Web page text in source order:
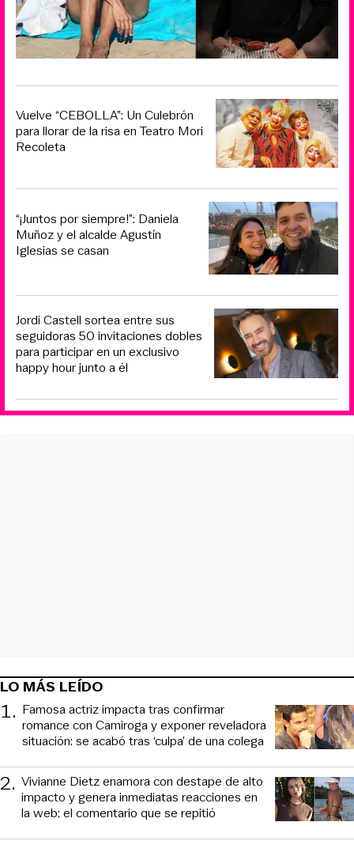
Vuelve “CEBOLLA”: Un Culebrón
para llorar de la risa en Teatro Mori
Recoleta
“¡Juntos por siempre!”: Daniela
Muñoz y el alcalde Agustín
Iglesias se casan
Jordi Castell sortea entre sus
seguidoras 50 invitaciones dobles
para participar en un exclusivo
happy hour junto a él
LO MÁS LEÍDO
1. Famosa actriz impacta tras confirmar
romance con Camiroga y exponer reveladora
situación: se acabó tras ‘culpa’ de una colega
2. Vivianne Dietz enamora con destape de alto
impacto y genera inmediatas reacciones en
la web: el comentario que se repitió